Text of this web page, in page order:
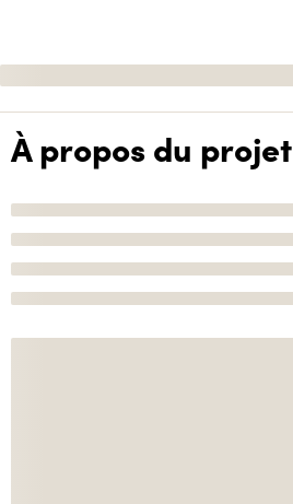
À propos du projet